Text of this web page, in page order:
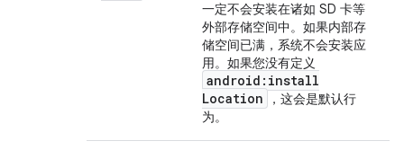
一定不会安装在诸如 SD 卡等
外部存储空间中。如果内部存
储空间已满，系统不会安装应
用。如果您没有定义
android:install
Location
，这会是默认行
为。